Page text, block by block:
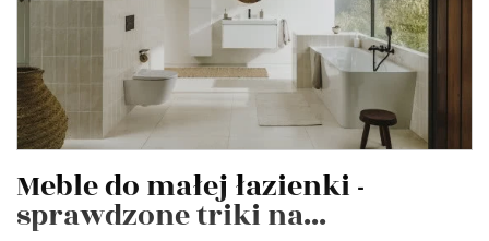
Meble do małej łazienki -
sprawdzone triki na...